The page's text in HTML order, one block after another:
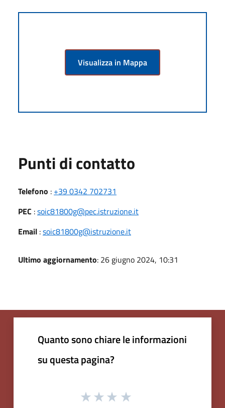
Visualizza in Mappa
Punti di contatto
Telefono : +39 0342 702731
PEC :soic81800g@pec.istruzione.it
Email :soic81800g@istruzione.it
Ultimo aggiornamento: 26 giugno 2024, 10:31
Quanto sono chiare le informazioni
su questa pagina?